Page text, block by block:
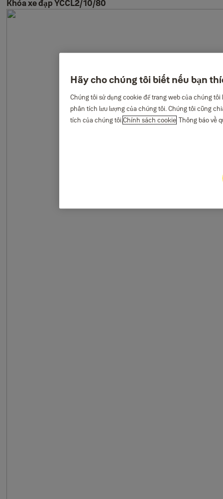
Khóa xe đạp YCCL2/10/80
Hãy cho chúng tôi biết nếu bạn
Chúng tôi sử dụng cookie để trang web của chúng
phân tích lưu lượng của chúng tôi. Chúng tôi cũng
tích của chúng tôi.Chính sách cookie Thông báo về